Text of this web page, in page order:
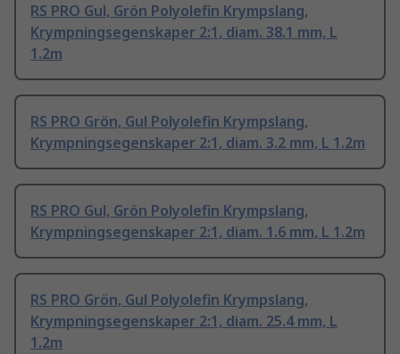
RS PRO Gul, Grön Polyolefin Krympslang,
Krympningsegenskaper 2:1, diam. 38.1 mm, L
1.2m
RS PRO Grön, Gul Polyolefin Krympslang,
Krympningsegenskaper 2:1, diam. 3.2 mm, L 1.2m
RS PRO Gul, Grön Polyolefin Krympslang,
Krympningsegenskaper 2:1, diam. 1.6 mm, L 1.2m
RS PRO Grön, Gul Polyolefin Krympslang,
Krympningsegenskaper 2:1, diam. 25.4 mm, L
1.2m